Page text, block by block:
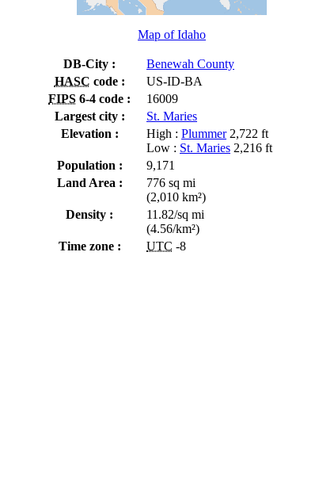
Map of Idaho
DB-City :
Benewah County
HASC code :
US-ID-BA
FIPS 6-4 code :
16009
Largest city :
St. Maries
Elevation :
High : Plummer2,722 ft
Low : St. Maries 2,216 ft
Population :
9,171
Land Area :
776 sq mi
(2,010 km²)
Density :
11.82/sq mi
(4.56/km²)
Time zone :
UTC -8